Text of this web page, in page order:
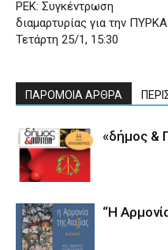
ΡΕΚ: Συγκέντρωση
διαμαρτυρίας για την
Τετάρτη 25/1, 15:30
ΠΑΡΟΜΟΙΑ ΑΡΘΡΑ
«δήμος &
“Η